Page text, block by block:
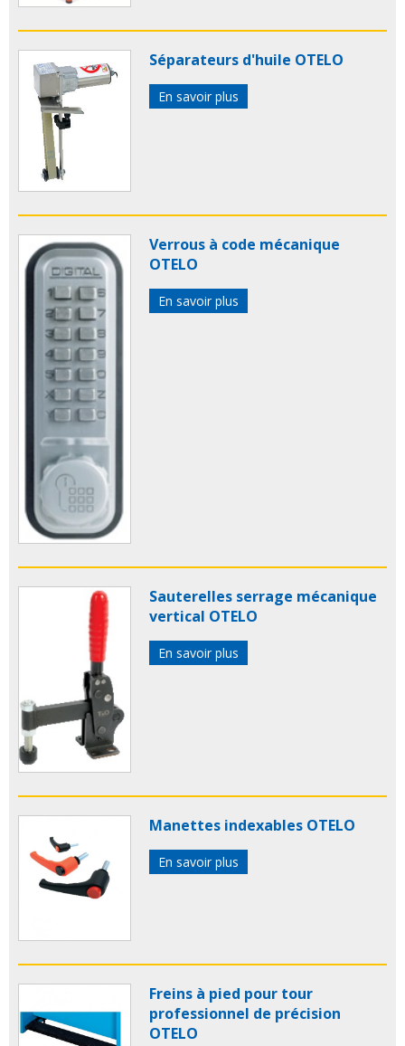
Séparateurs d'huile OTELO
En savoir plus
Verrous à code mécanique
OTELO
En savoir plus
Sauterelles serrage mécanique
vertical OTELO
En savoir plus
Manettes indexables OTELO
En savoir plus
Freins à pied pour tour
professionnel de précision
OTELO